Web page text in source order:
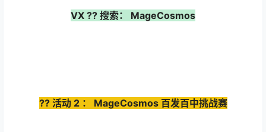
VX ?? 搜索： MageCosmos
?? 活动 2 ： MageCosmos 百发百中挑战赛